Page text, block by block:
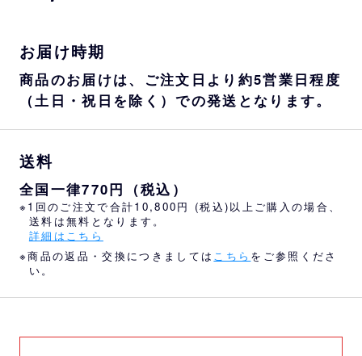
お届け時期
商品のお届けは、ご注文日より約5営業日程度
（土日・祝日を除く）での発送となります。
送料
全国一律770円（税込）
※1回のご注文で合計10,800円 (税込)以上ご購入の場合、
送料は無料となります。
詳細はこちら
※商品の返品・交換につきましては こちら をご参照くださ
い。